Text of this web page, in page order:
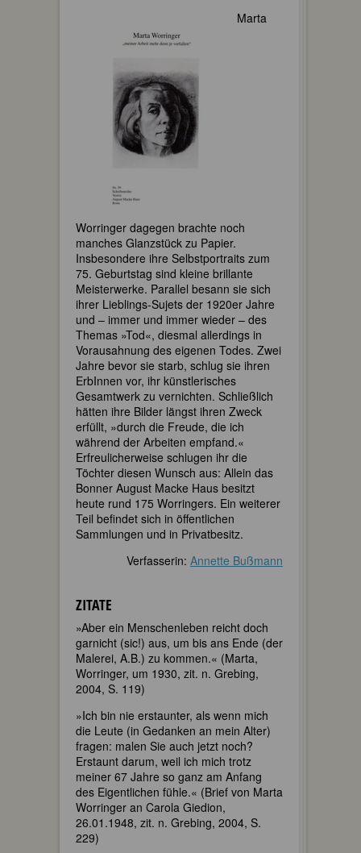
Marta
Worringer dagegen brachte noch
manches Glanzstück zu Papier.
Insbesondere ihre Selbstportraits zum
75. Geburtstag sind kleine brillante
Meisterwerke. Parallel besann sie sich
ihrer Lieblings-Sujets der 1920er Jahre
und – immer und immer wieder – des
Themas »Tod«, diesmal allerdings in
Vorausahnung des eigenen Todes. Zwei
Jahre bevor sie starb, schlug sie ihren
ErbInnen vor, ihr künstlerisches
Gesamtwerk zu vernichten. Schließlich
hätten ihre Bilder längst ihren Zweck
erfüllt, »durch die Freude, die ich
während der Arbeiten empfand.«
Erfreulicherweise schlugen ihr die
Töchter diesen Wunsch aus: Allein das
Bonner August Macke Haus besitzt
heute rund 175 Worringers. Ein weiterer
Teil befindet sich in öffentlichen
Sammlungen und in Privatbesitz.
Verfasserin: Annette Bußmann
ZITATE
»Aber ein Menschenleben reicht doch
garnicht (sic!) aus, um bis ans Ende (der
Malerei, A.B.) zu kommen.« (Marta,
Worringer, um 1930, zit. n. Grebing,
2004, S. 119)
»Ich bin nie erstaunter, als wenn mich
die Leute (in Gedanken an mein Alter)
fragen: malen Sie auch jetzt noch?
Erstaunt darum, weil ich mich trotz
meiner 67 Jahre so ganz am Anfang
des Eigentlichen fühle.« (Brief von Marta
Worringer an Carola Giedion,
26.01.1948, zit. n. Grebing, 2004, S.
229)